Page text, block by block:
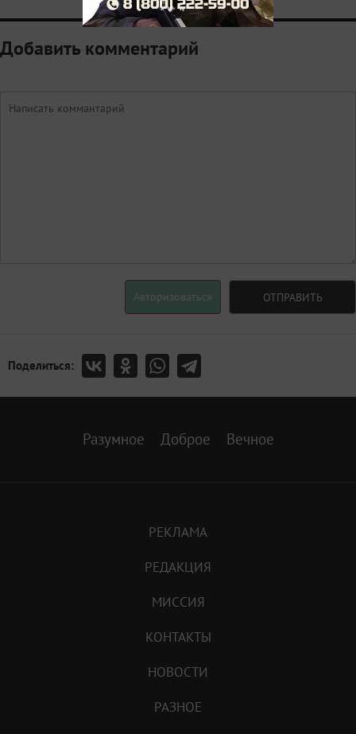
Добавить комментарий
Авторизоваться ОТПРАВИТЬ
Поделиться:
Разумное Доброе Вечное
РЕКЛАМА
РЕДАКЦИЯ
МИССИЯ
КОНТАКТЫ
НОВОСТИ
РАЗНОЕ